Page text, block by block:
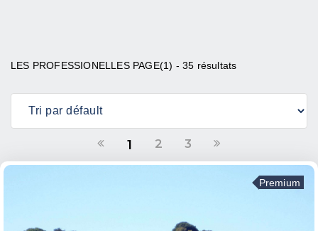
LES PROFESSIONELLES PAGE(1) - 35 résultats
1 2 3
Premium